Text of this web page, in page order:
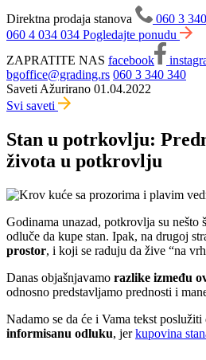
Direktna prodaja stanova
060 3
060 4 034 034 Pogledajte ponudu
ZAPRATITE NAS facebook
bgoffice@grading.rs 060 3 340 340
SavetiAžurirano 01.04.2022
Svi saveti
Stan u potrkovlju:
života u potkrovlju
Godinama unazad, potkrovlja su nešto
odluče da kupe stan. Ipak, na drugoj
prostor, i koji se raduju da žive “na
Danas objašnjavamo razlike između
odnosno predstavljamo prednosti i
Nadamo se da će i Vama tekst poslužiti
informisanu odluku, jerkupovina